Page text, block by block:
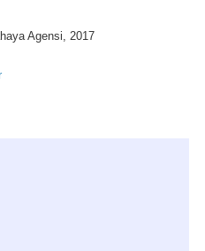
Agensi, 2017